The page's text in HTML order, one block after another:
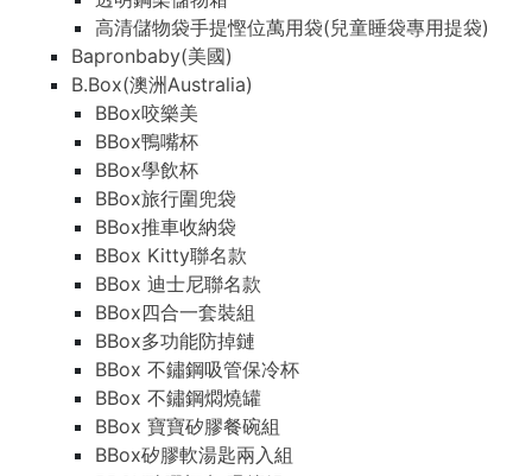
高清儲物袋手提慳位萬用袋(兒童睡袋專用提袋)
Bapronbaby(美國)
B.Box(澳洲Australia)
BBox咬樂美
BBox鴨嘴杯
BBox學飲杯
BBox旅行圍兜袋
BBox推車收納袋
BBox Kitty聯名款
BBox 迪士尼聯名款
BBox四合一套裝組
BBox多功能防掉鏈
BBox 不鏽鋼吸管保冷杯
BBox 不鏽鋼燜燒罐
BBox 寶寶矽膠餐碗組
BBox矽膠軟湯匙兩入組